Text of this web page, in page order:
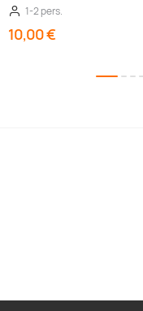
1-2 pers.
10,00 €